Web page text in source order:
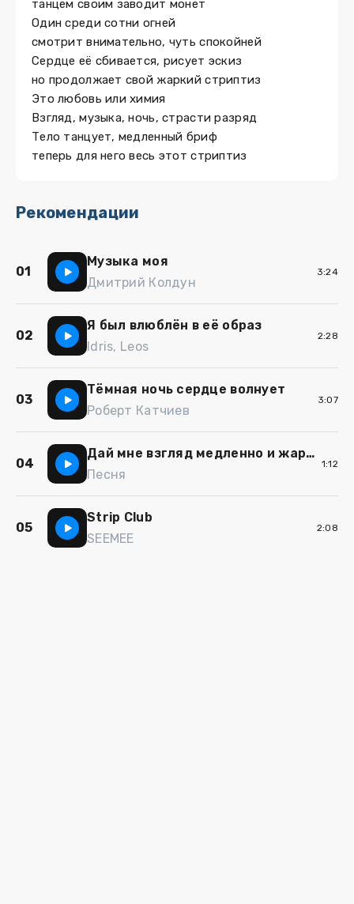
танцем своим заводит монет
Один среди сотни огней
смотрит внимательно, чуть спокойней
Сердце её сбивается, рисует эскиз
но продолжает свой жаркий стриптиз
Это любовь или химия
Взгляд, музыка, ночь, страсти разряд
Тело танцует, медленный бриф
теперь для него весь этот стриптиз
Рекомендации
01
Музыка моя
Дмитрий Колдун
3:24
02
Я был влюблён в её образ
Idris, Leos
2:28
03
Тёмная ночь сердце волнует
Роберт Катчиев
3:07
04
Дай мне взгляд медленно и жарко
Песня
1:12
05
Strip Club
SEEMEE
2:08